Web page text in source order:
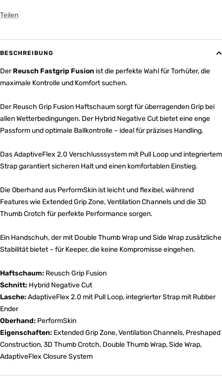
Teilen
BESCHREIBUNG
DerReusch Fastgrip Fusion ist die perfekte Wahl für Torhüter, die
maximale Kontrolle und Komfort suchen.
Der Reusch Grip Fusion Haftschaum sorgt für überragenden Grip bei
allen Wetterbedingungen. Der Hybrid Negative Cut bietet eine enge
Passform und optimale Ballkontrolle – ideal für präzises Handling.
Das AdaptiveFlex 2.0 Verschlusssystem mit Pull Loop und integriertem
Strap garantiert sicheren Halt und einen komfortablen Einstieg.
Die Oberhand aus PerformSkin ist leicht und flexibel, während
Features wie Extended Grip Zone, Ventilation Channels und die 3D
Thumb Crotch für perfekte Performance sorgen.
Ein Handschuh, der mit Double Thumb Wrap und Side Wrap zusätzliche
Stabilität bietet – für Keeper, die keine Kompromisse eingehen.
Haftschaum: Reusch Grip Fusion
Schnitt: Hybrid Negative Cut
Lasche:AdaptiveFlex 2.0 mit Pull Loop, integrierter Strap mit Rubber
Ender
Oberhand: PerformSkin
Eigenschaften: Extended Grip Zone, Ventilation Channels, Preshaped
Construction, 3D Thumb Crotch, Double Thumb Wrap, Side Wrap,
AdaptiveFlex Closure System